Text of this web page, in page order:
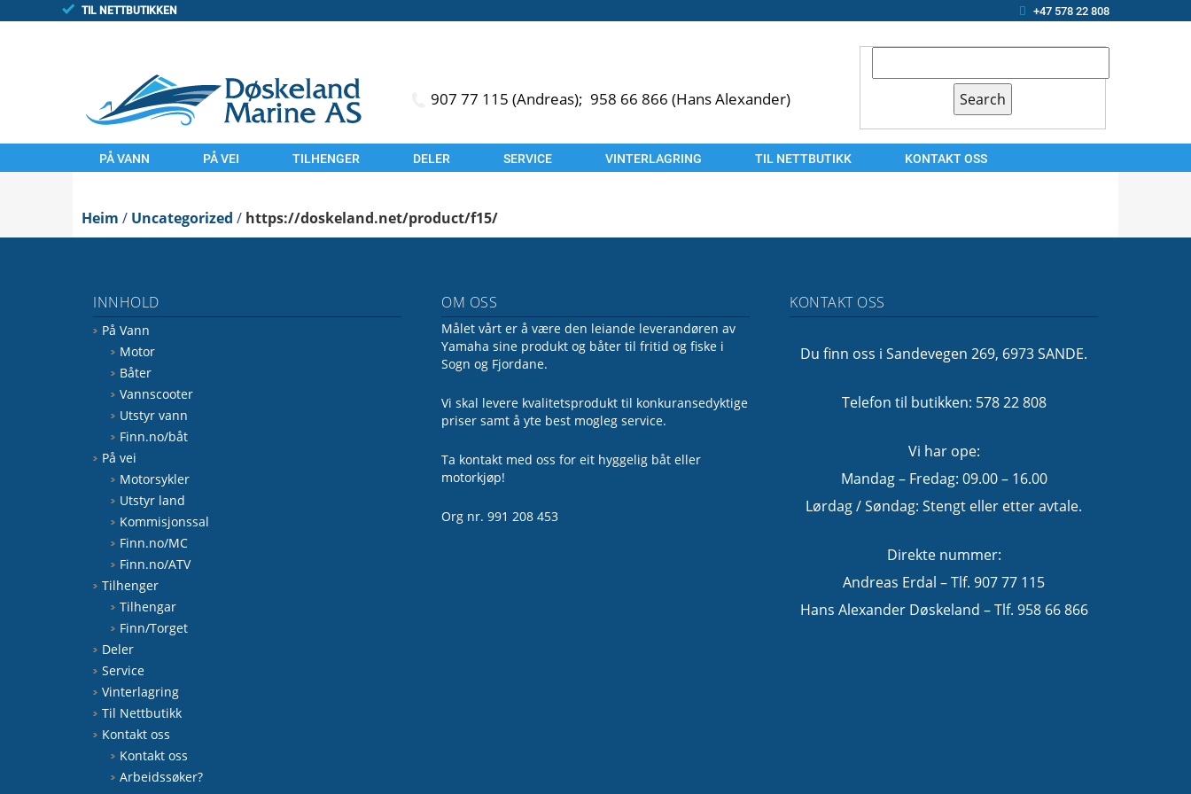
TIL NETTBUTIKKEN +47 578 22 808
907 77 115 (Andreas); 958 66 866 (Hans Alexander)
PÅ VANN
BÅTER
VANN
FINN.NO/BÅT
PÅ VEI
UTSTYR
TILHENGER
FINN/TORGET
DELER SERVICE VINTERLAGRING TIL NETTBUTIKK
KONTAKT OSS
FØLG
Heim / Uncategorized / https://doskeland.net/product/f15/
INNHOLD
På Vann
Motor
Båter
Vannscooter
Utstyr vann
Finn.no/båt
På vei
Motorsykler
Utstyr land
Kommisjonssal
Finn.no/MC
Finn.no/ATV
Tilhenger
Tilhengar
Finn/Torget
Deler
Service
Vinterlagring
Til Nettbutikk
Kontakt oss
Kontakt oss
Arbeidssøker?
OM OSS
Målet vårt er å være den leiande leverandøren av
Yamaha sine produkt og båter til fritid og fiske i
Sogn og Fjordane.
Vi skal levere kvalitetsprodukt til konkuransedyktige
priser samt å yte best mogleg service.
Ta kontakt med oss for eit hyggelig båt eller
motorkjøp!
Org nr. 991 208 453
KONTAKT OSS
Du finn oss i Sandevegen 269, 6973 SANDE.
Telefon til butikken: 578 22 808
Vi har ope:
Mandag – Fredag: 09.00 – 16.00
Lørdag / Søndag: Stengt eller etter avtale.
Direkte nummer:
Andreas Erdal – Tlf. 907 77 115
Hans Alexander Døskeland – Tlf. 958 66 866